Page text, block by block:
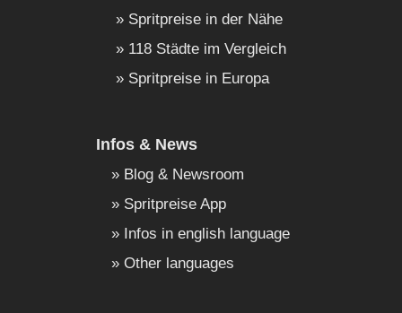
Spritpreise in der Nähe
118 Städte im Vergleich
Spritpreise in Europa
Infos & News
Blog & Newsroom
Spritpreise App
Infos in english language
Other languages